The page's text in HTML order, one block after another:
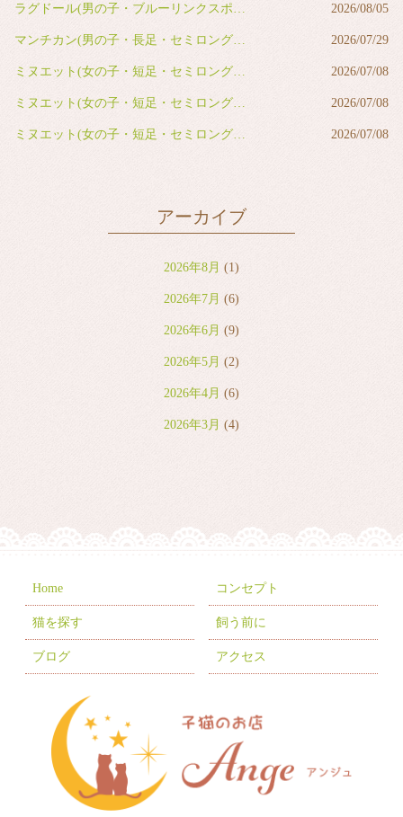
2026/08/05
2026/07/29
2026/07/08
ミヌエット(女の子・短足・セミロング・ブルー&ホワイト) 2026/07/08
2026/07/08
アーカイブ
2026年8月 (1)
2026年7月 (6)
2026年6月 (9)
2026年5月 (2)
2026年4月 (6)
2026年3月 (4)
2025年11月
2025年10月(10)
2025年8月(3)
2025年7月(9)
(10)
2025年4月 (1)
Home コンセプト
猫を探す 飼う前に
ブログ アクセス